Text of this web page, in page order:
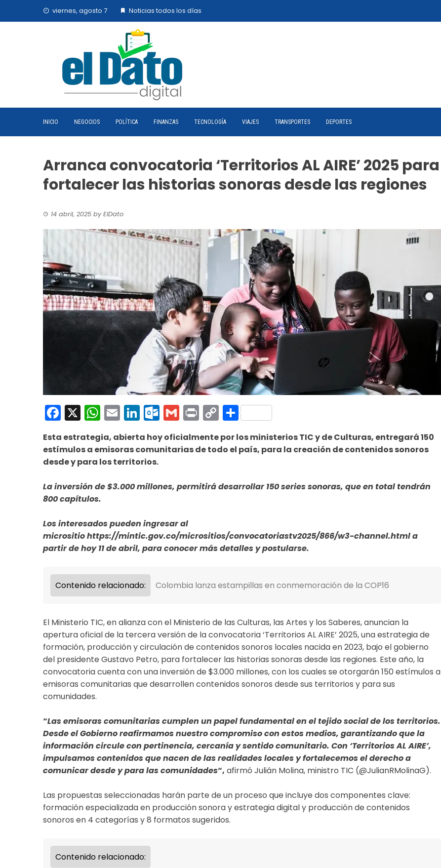
viernes, agosto 7 Noticias todos los días
INICIO NEGOCIOS POLÍTICA FINANZAS TECNOLOGÍA VIAJES TRANSPORTES DEPORTES
Arranca convocatoria ‘Territorios AL AIRE’ 2025 para
fortalecer las historias sonoras desde las regiones
14 abril, 2025 byElDato
Facebook
X WhatsApp
EmailLinkedIn
Outlook.com
Gmail
PrintCopy
Link
Compartir
Esta estrategia, abierta hoy oficialmente por los ministerios TIC y de Culturas, entregará 150
estímulos a emisoras comunitarias de todo el país, para la creación de contenidos sonoros
desde y para los territorios.
La inversión de $3.000 millones, permitirá desarrollar 150 series sonoras, que en total tendrán
800 capítulos.
Los interesados pueden ingresar al
micrositiohttps://mintic.gov.co/micrositios/convocatoriastv2025/866/w3-channel.htmla
partir de hoy 11 de abril, para conocer más detalles y postularse.
Contenido relacionado: Colombia lanza estampillas en conmemoración de la COP16
El Ministerio TIC, en alianza con el Ministerio de las Culturas, las Artes y los Saberes, anuncian la
apertura oficial de la tercera versión de la convocatoria ‘Territorios AL AIRE’ 2025, una estrategia de
formación, producción y circulación de contenidos sonoros locales nacida en 2023, bajo el gobierno
del presidente Gustavo Petro, para fortalecer las historias sonoras desde las regiones. Este año, la
convocatoria cuenta con una inversión de $3.000 millones, con los cuales se otorgarán 150 estímulos a
emisoras comunitarias que desarrollen contenidos sonoros desde sus territorios y para sus
comunidades.
“Las emisoras comunitarias cumplen un papel fundamental en el tejido social de los territorios.
Desde el Gobierno reafirmamos nuestro compromiso con estos medios, garantizando que la
información circule con pertinencia, cercanía y sentido comunitario. Con ‘Territorios AL AIRE’,
impulsamos contenidos que nacen de las realidades locales y fortalecemos el derecho a
comunicar desde y para las comunidades“, afirmó Julián Molina, ministro TIC (@JulianRMolinaG).
Las propuestas seleccionadas harán parte de un proceso que incluye dos componentes clave:
formación especializada en producción sonora y estrategia digital y producción de contenidos
sonoros en 4 categorías y 8 formatos sugeridos.
Contenido relacionado: